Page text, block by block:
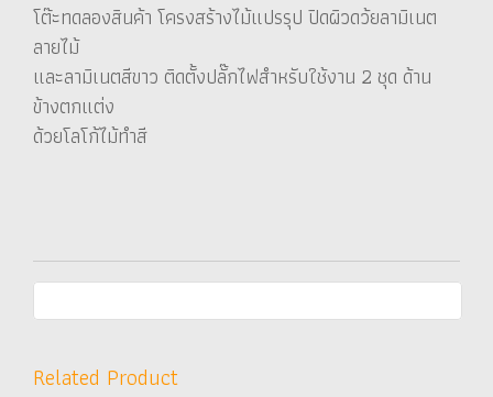
โต๊ะทดลองสินค้า โครงสร้างไม้แปรรุป ปิดผิวดว้ยลามิเนต
ลายไม้
และลามิเนตสีขาว ติดตั้งปลั๊กไฟสำหรับใช้งาน 2 ชุด ด้าน
ข้างตกแต่ง
ด้วยโลโก้ไม้ทำสี
Related Product